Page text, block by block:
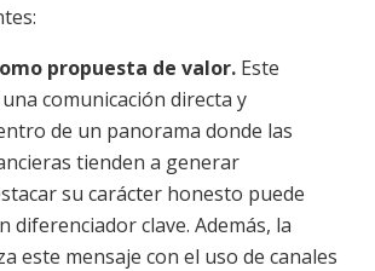
propuesta de valor. Este
comunicación directa y
de un panorama donde las
tienden a generar
su carácter honesto puede
diferenciador clave. Además, la
este mensaje con el uso de canales